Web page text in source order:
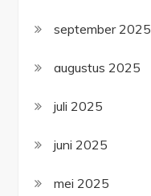
september 2025
augustus 2025
juli 2025
juni 2025
mei 2025